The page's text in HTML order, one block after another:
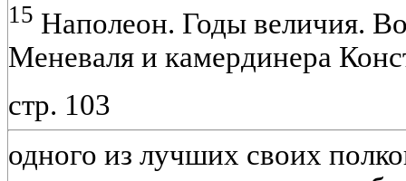
15 Наполеон. Годы величия.
Меневаля и камердинера
стр. 103
одного из лучших своих